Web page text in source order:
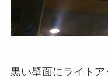
黒い壁面にライトア